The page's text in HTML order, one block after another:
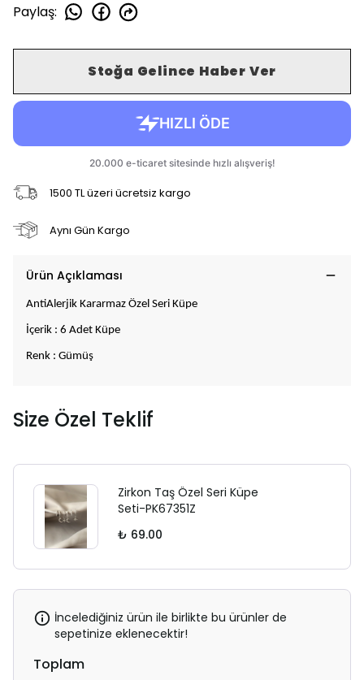
Paylaş:
Stoğa Gelince Haber Ver
1500 TL üzeri ücretsiz kargo
Aynı Gün Kargo
Ürün Açıklaması
AntiAlerjik Kararmaz Özel Seri Küpe
İçerik : 6 Adet Küpe
Renk : Gümüş
Size Özel Teklif
Zirkon Taş Özel Seri Küpe
Seti-PK67351Z
₺ 69.00
İncelediğiniz ürün ile birlikte bu ürünler de
sepetinize eklenecektir!
Toplam